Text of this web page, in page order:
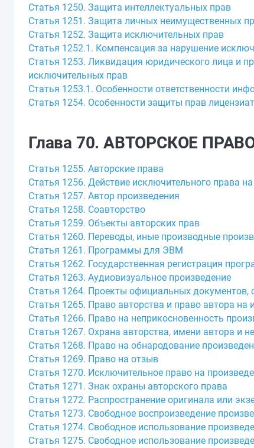
Статья 1250. Защита интеллектуальных прав
Статья 1251. Защита личных неимущественных
Статья 1252. Защита исключительных прав
Статья 1252.1. Компенсация за нарушение
Статья 1253. Ликвидация юридического лица и
исключительных прав
Статья 1253.1. Особенности ответственности
Статья 1254. Особенности защиты прав
Глава 70. АВТОРСКОЕ
Статья 1255. Авторские права
Статья 1256. Действие исключительного права
Статья 1257. Автор произведения
Статья 1258. Соавторство
Статья 1259. Объекты авторских прав
Статья 1260. Переводы, иные производные
Статья 1261. Программы для ЭВМ
Статья 1262. Государственная регистрация
Статья 1263. Аудиовизуальное произведение
Статья 1264. Проекты официальных документов,
Статья 1265. Право авторства и право автора на
Статья 1266. Право на неприкосновенность
Статья 1267. Охрана авторства, имени автора и
Статья 1268. Право на обнародование
Статья 1269. Право на отзыв
Статья 1270. Исключительное право на
Статья 1271. Знак охраны авторского права
Статья 1272. Распространение оригинала или
Статья 1273. Свободное воспроизведение
Статья 1274. Свободное использование
Статья 1275. Свободное использование